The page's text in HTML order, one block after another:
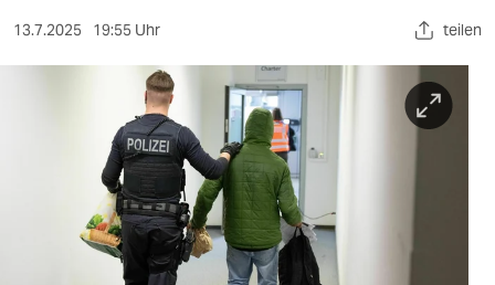
sport
wahrheit
13.7.2025 19:55 Uhr teilen